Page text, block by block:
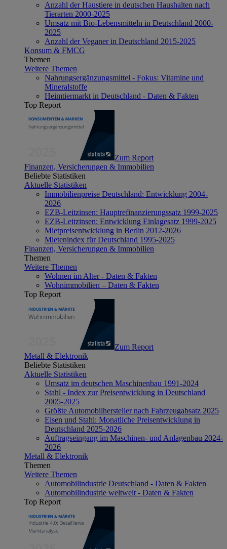
Anzahl der Haustiere in deutschen Haushalten nach
Tierarten 2000-2025
Umsatz mit Bio-Lebensmitteln in Deutschland 2000-
2025
Anzahl der Veganer in Deutschland 2015-2025
Konsum & FMCG
Themen
Weitere Themen
Nahrungsergänzungsmittel - Fokus: Vitamine und
Mineralstoffe
Heimtiermarkt in Deutschland - Daten & Fakten
Top Report
Zum Report
Finanzen, Versicherungen & Immobilien
Beliebte Statistiken
Aktuelle Statistiken
Immobilienpreise Deutschland: Entwicklung 2004-
2026
EZB-Leitzinsen: Hauptrefinanzierungssatz 1999-2025
EZB-Leitzinsen: Entwicklung Einlagesatz 1999-2025
Mietpreisentwicklung in Berlin 2012-2026
Mietenindex für Deutschland 1995-2025
Finanzen, Versicherungen & Immobilien
Themen
Weitere Themen
Wohnen im Alter - Daten & Fakten
Wohnimmobilien – Daten & Fakten
Top Report
Zum Report
Metall & Elektronik
Beliebte Statistiken
Aktuelle Statistiken
Umsatz im deutschen Maschinenbau 1991-2024
Stahl - Index zur Preisentwicklung in Deutschland
2005-2025
Größte Automobilhersteller nach Fahrzeugabsatz 2025
Eisen und Stahl: Monatliche Preisentwicklung in
Deutschland 2025-2026
Auftragseingang im Maschinen- und Anlagenbau 2024-
2026
Metall & Elektronik
Themen
Weitere Themen
Automobilindustrie Deutschland - Daten & Fakten
Automobilindustrie weltweit - Daten & Fakten
Top Report